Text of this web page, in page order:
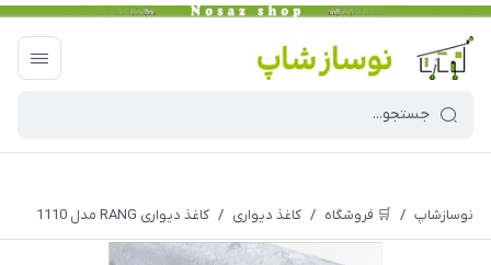
نوسازشاپ / 🛒 فروشگاه / کاغذ دیواری / کاغذ دیواری RANG مدل 1110